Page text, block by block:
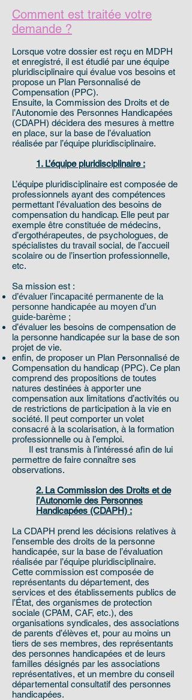
Comment est traitée votre
demande ?
Lorsque votre dossier est reçu en MDPH
et enregistré, il est étudié par une équipe
pluridisciplinaire qui évalue vos besoins et
propose un Plan Personnalisé de
Compensation (PPC).
Ensuite, la Commission des Droits et de
l’Autonomie des Personnes Handicapées
(CDAPH) décidera des mesures à mettre
en place, sur la base de l’évaluation
réalisée par l’équipe pluridisciplinaire.
1. L’équipe pluridisciplinaire :
L’équipe pluridisciplinaire est composée de
professionnels ayant des compétences
permettant l’évaluation des besoins de
compensation du handicap. Elle peut par
exemple être constituée de médecins,
d’ergothérapeutes, de psychologues, de
spécialistes du travail social, de l’accueil
scolaire ou de l’insertion professionnelle,
etc.
Sa mission est :
d’évaluer l’incapacité permanente de la
personne handicapée au moyen d’un
guide-barème ;
d’évaluer les besoins de compensation de
la personne handicapée sur la base de son
projet de vie.
enfin, de proposer un Plan Personnalisé de
Compensation du handicap (PPC). Ce plan
comprend des propositions de toutes
natures destinées à apporter une
compensation aux limitations d’activités ou
de restrictions de participation à la vie en
société. Il peut comporter un volet
consacré à la scolarisation, à la formation
professionnelle ou à l’emploi.
Il est transmis à l’intéressé afin de lui
permettre de faire connaître ses
observations.
2. La Commission des Droits et de
l’Autonomie des Personnes
Handicapées (CDAPH) :
La CDAPH prend les décisions relatives à
l’ensemble des droits de la personne
handicapée, sur la base de l’évaluation
réalisée par l’équipe pluridisciplinaire.
Cette commission est composée de
représentants du département, des
services et des établissements publics de
l’État, des organismes de protection
sociale (CPAM, CAF, etc.), des
organisations syndicales, des associations
de parents d’élèves et, pour au moins un
tiers de ses membres, des représentants
des personnes handicapées et de leurs
familles désignés par les associations
représentatives, et un membre du conseil
départemental consultatif des personnes
handicapées.